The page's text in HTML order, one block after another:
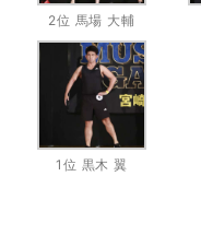
2位 馬場 大輔
1位 黒木 翼